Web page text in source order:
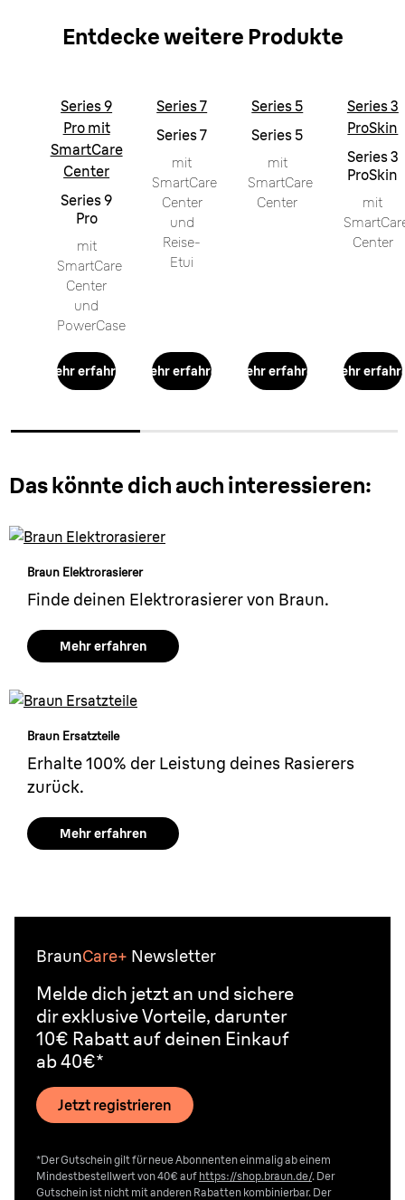
Entdecke weitere Produkte
Series 9
Pro mit
SmartCare
Center
Series 9
Pro
mit
SmartCare
Center
und
PowerCase
Mehr erfahren
Series 7
Series 7
mit
SmartCare
Center
und
Reise-
Etui
Mehr erfahren
Series 5
Series 5
mit
SmartCare
Center
Mehr erfahren
Series 3
ProSkin
Series 3
ProSkin
mit
Center
Mehr
Das könnte dich auch interessieren:
Braun Elektrorasierer
Finde deinen Elektrorasierer von Braun.
Mehr erfahren
Braun Ersatzteile
Erhalte 100% der Leistung deines Rasierers
zurück.
Mehr erfahren
BraunCare+ Newsletter
Melde dich jetzt an und sichere
dir exklusive Vorteile, darunter
10€ Rabatt auf deinen Einkauf
ab 40€*
Jetzt registrieren
*Der Gutschein gilt für neue Abonnenten einmalig ab einem
Mindestbestellwert von 40€ auf https://shop.braun.de/. Der
Gutschein ist nicht mit anderen Rabatten kombinierbar. Der